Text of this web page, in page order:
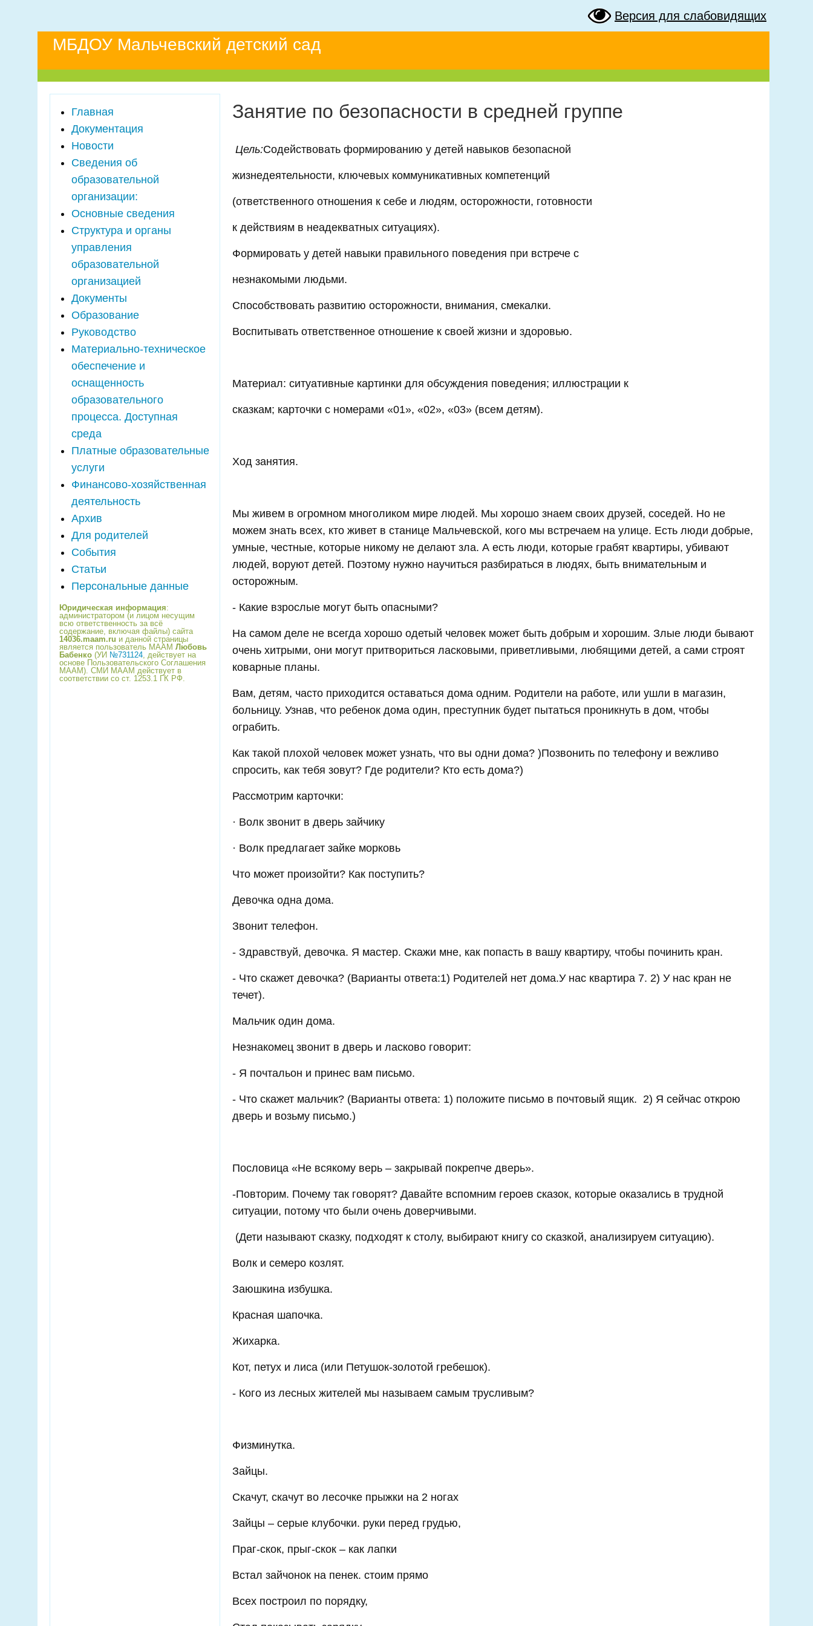
Версия для слабовидящих
МБДОУ Мальчевский детский сад
Главная
Документация
Новости
Сведения об
образовательной
организации:
Основные сведения
Структура и органы
управления
образовательной
организацией
Документы
Образование
Руководство
Материально-техническое
обеспечение и
оснащенность
образовательного
процесса. Доступная
среда
Платные образовательные
услуги
Финансово-хозяйственная
деятельность
Архив
Для родителей
События
Статьи
Персональные данные
Юридическая информация:
администратором (и лицом несущим
всю ответственность за всё
содержание, включая файлы) сайта
14036.maam.ru и данной страницы
является пользователь МААМ Любовь
Бабенко (УИ №731124, действует на
основе Пользовательского Соглашения
МААМ). СМИ МААМ действует в
соответствии со ст. 1253.1 ГК РФ.
Занятие по безопасности в средней группе
Цель:Содействовать формированию у детей навыков безопасной
жизнедеятельности, ключевых коммуникативных компетенций
(ответственного отношения к себе и людям, осторожности, готовности
к действиям в неадекватных ситуациях).
Формировать у детей навыки правильного поведения при встрече с
незнакомыми людьми.
Способствовать развитию осторожности, внимания, смекалки.
Воспитывать ответственное отношение к своей жизни и здоровью.
Материал: ситуативные картинки для обсуждения поведения; иллюстрации к
сказкам; карточки с номерами «01», «02», «03» (всем детям).
Ход занятия.
Мы живем в огромном многоликом мире людей. Мы хорошо знаем своих друзей, соседей. Но не
можем знать всех, кто живет в станице Мальчевской, кого мы встречаем на улице. Есть люди добрые,
умные, честные, которые никому не делают зла. А есть люди, которые грабят квартиры, убивают
людей, воруют детей. Поэтому нужно научиться разбираться в людях, быть внимательным и
осторожным.
- Какие взрослые могут быть опасными?
На самом деле не всегда хорошо одетый человек может быть добрым и хорошим. Злые люди бывают
очень хитрыми, они могут притвориться ласковыми, приветливыми, любящими детей, а сами строят
коварные планы.
Вам, детям, часто приходится оставаться дома одним. Родители на работе, или ушли в магазин,
больницу. Узнав, что ребенок дома один, преступник будет пытаться проникнуть в дом, чтобы
ограбить.
Как такой плохой человек может узнать, что вы одни дома? )Позвонить по телефону и вежливо
спросить, как тебя зовут? Где родители? Кто есть дома?)
Рассмотрим карточки:
· Волк звонит в дверь зайчику
· Волк предлагает зайке морковь
Что может произойти? Как поступить?
Девочка одна дома.
Звонит телефон.
- Здравствуй, девочка. Я мастер. Скажи мне, как попасть в вашу квартиру, чтобы починить кран.
- Что скажет девочка? (Варианты ответа:1) Родителей нет дома.У нас квартира 7. 2) У нас кран не
течет).
Мальчик один дома.
Незнакомец звонит в дверь и ласково говорит:
- Я почтальон и принес вам письмо.
- Что скажет мальчик? (Варианты ответа: 1) положите письмо в почтовый ящик. 2) Я сейчас открою
дверь и возьму письмо.)
Пословица «Не всякому верь – закрывай покрепче дверь».
-Повторим. Почему так говорят? Давайте вспомним героев сказок, которые оказались в трудной
ситуации, потому что были очень доверчивыми.
(Дети называют сказку, подходят к столу, выбирают книгу со сказкой, анализируем ситуацию).
Волк и семеро козлят.
Заюшкина избушка.
Красная шапочка.
Жихарка.
Кот, петух и лиса (или Петушок-золотой гребешок).
- Кого из лесных жителей мы называем самым трусливым?
Физминутка.
Зайцы.
Скачут, скачут во лесочке прыжки на 2 ногах
Зайцы – серые клубочки. руки перед грудью,
Праг-скок, прыг-скок – как лапки
Встал зайчонок на пенек. стоим прямо
Всех построил по порядку,